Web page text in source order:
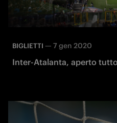
BIGLIETTI — 7 gen 2020
Inter-Atalanta, aperto